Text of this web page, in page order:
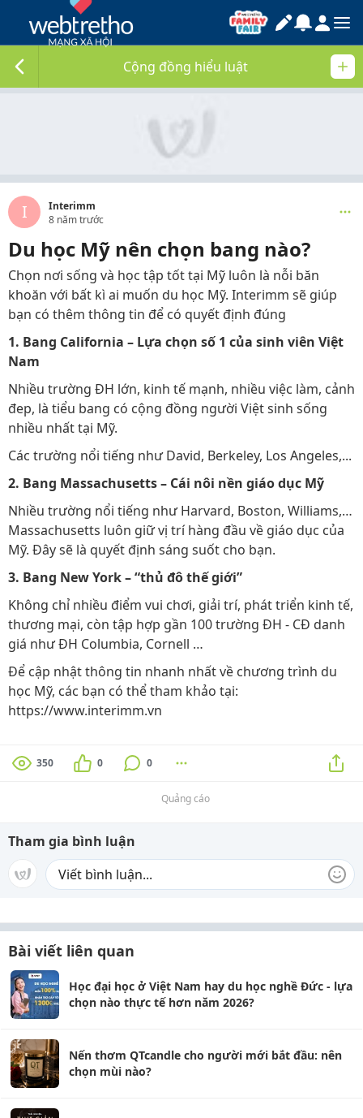
Cộng đồng hiểu luật
I
Interimm
8 năm trước
Du học Mỹ nên chọn bang nào?
Chọn nơi sống và học tập tốt tại Mỹ luôn là nỗi băn
khoăn với bất kì ai muốn du học Mỹ. Interimm sẽ giúp
bạn có thêm thông tin để có quyết định đúng
1. Bang California – Lựa chọn số 1 của sinh viên Việt
Nam
Nhiều trường ĐH lớn, kinh tế mạnh, nhiều việc làm, cảnh
đep, là tiểu bang có cộng đồng người Việt sinh sống
nhiều nhất tại Mỹ.
Các trường nổi tiếng như David, Berkeley, Los Angeles,...
2. Bang Massachusetts – Cái nôi nền giáo dục Mỹ
Nhiều trường nổi tiếng như Harvard, Boston, Williams,…
Massachusetts luôn giữ vị trí hàng đầu về giáo dục của
Mỹ. Đây sẽ là quyết định sáng suốt cho bạn.
3. Bang New York – “thủ đô thế giới”
Không chỉ nhiều điểm vui chơi, giải trí, phát triển kinh tế,
thương mại, còn tập hợp gần 100 trường ĐH - CĐ danh
giá như ĐH Columbia, Cornell …
Để cập nhật thông tin nhanh nhất về chương trình du
học Mỹ, các bạn có thể tham khảo tại:
https://www.interimm.vn
350 0 0
Quảng cáo
Tham gia bình luận
Bài viết liên quan
Học đại học ở Việt Nam hay du học nghề Đức - lựa
chọn nào thực tế hơn năm 2026?
Nến thơm QTcandle cho người mới bắt đầu: nên
chọn mùi nào?